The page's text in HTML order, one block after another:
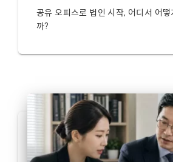
공유 오피스로 법인 시작, 어디서 어
까?